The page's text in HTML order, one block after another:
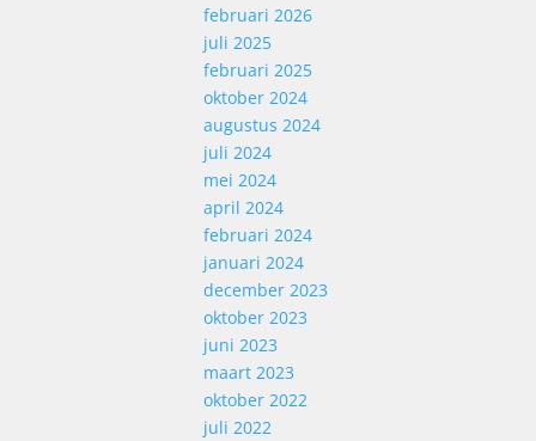
februari 2026
juli 2025
februari 2025
oktober 2024
augustus 2024
juli 2024
mei 2024
april 2024
februari 2024
januari 2024
december 2023
oktober 2023
juni 2023
maart 2023
oktober 2022
juli 2022